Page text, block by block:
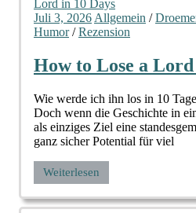
Juli 3, 2026 Allgemein /
Humor/Rezension
How to Lose a
Wie werde ich ihn los in 10
Doch wenn die Geschichte in
als einziges Ziel eine
ganz sicher Potential für viel
Weiterlesen